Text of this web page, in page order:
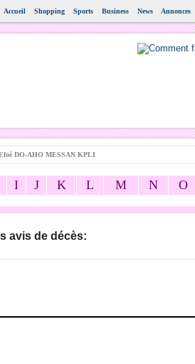
Accueil Shopping Sports Business News Annonces
DO-AHO MESSAN KPLI
I J K L M N O
avis de décès: